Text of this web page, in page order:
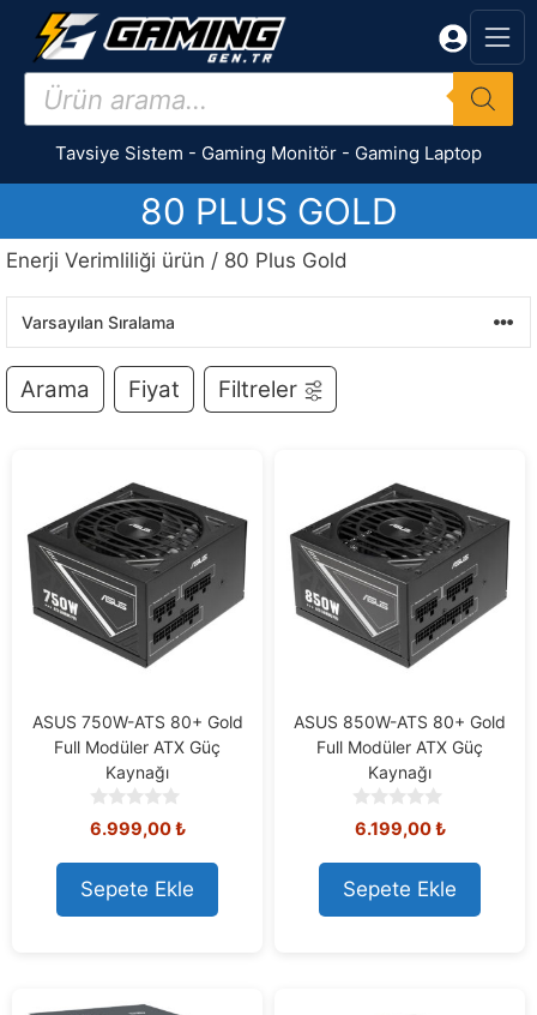
İçeriğe
Products
search
Tavsiye Sistem - Gaming Monitör - Gaming Laptop
80 PLUS GOLD
Enerji Verimliliği ürün / 80 Plus Gold
Arama Fiyat Filtreler
ASUS 750W-ATS 80+ Gold
Full Modüler ATX Güç
Kaynağı
0
o
u
t
o
f
6.999,00₺
Sepete Ekle
ASUS 850W-ATS 80+ Gold
Full Modüler ATX Güç
Kaynağı
0
o
u
t
o
f
6.199,00₺
Sepete Ekle